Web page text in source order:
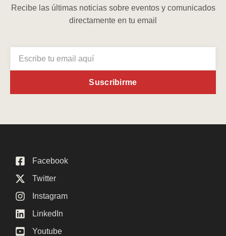
Recibe las últimas noticias sobre eventos y comunicados
directamente en tu email
Suscribirme
Facebook
Twitter
Instagram
LinkedIn
Youtube